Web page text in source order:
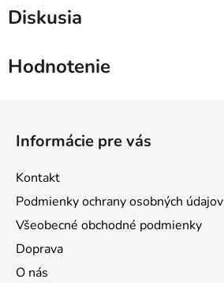
Diskusia
Hodnotenie
Informácie pre vás
Kontakt
Podmienky ochrany osobných údajov
Všeobecné obchodné podmienky
Doprava
O nás